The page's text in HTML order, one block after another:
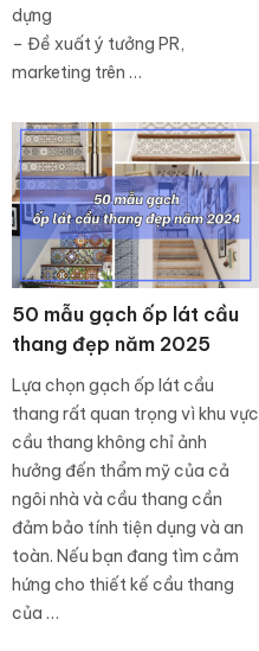
dựng
– Đề xuất ý tưởng PR,
marketing trên …
50 mẫu gạch ốp lát cầu
thang đẹp năm 2025
Lựa chọn gạch ốp lát cầu
thang rất quan trọng vì khu vực
cầu thang không chỉ ảnh
hưởng đến thẩm mỹ của cả
ngôi nhà và cầu thang cần
đảm bảo tính tiện dụng và an
toàn. Nếu bạn đang tìm cảm
hứng cho thiết kế cầu thang
của …